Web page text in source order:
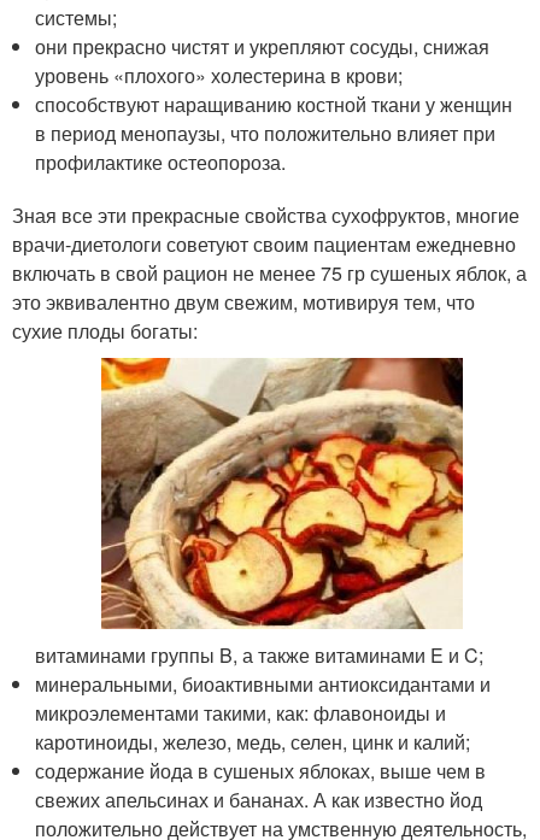
системы;
они прекрасно чистят и укрепляют сосуды, снижая
уровень «плохого» холестерина в крови;
способствуют наращиванию костной ткани у женщин
в период менопаузы, что положительно влияет при
профилактике остеопороза.
Зная все эти прекрасные свойства сухофруктов, многие
врачи‑диетологи советуют своим пациентам ежедневно
включать в свой рацион не менее 75 гр сушеных яблок, а
это эквивалентно двум свежим, мотивируя тем, что
сухие плоды богаты:
витаминами группы Β, а также витаминами Ε и C;
минеральными, биоактивными антиоксидантами и
микроэлементами такими, как: флавоноиды и
каротиноиды, железо, медь, селен, цинк и калий;
содержание йода в сушеных яблоках, выше чем в
свежих апельсинах и бананах. А как известно йод
положительно действует на умственную деятельность,